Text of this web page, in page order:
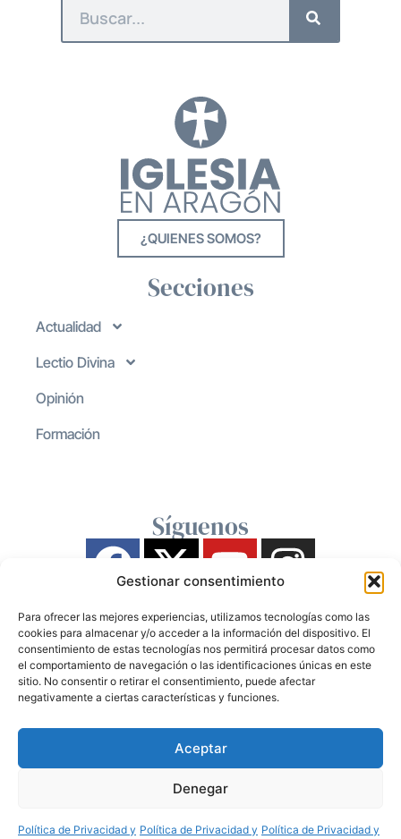
Gestionar consentimiento
Para ofrecer las mejores experiencias, utilizamos tecnologías como las
cookies para almacenar y/o acceder a la información del dispositivo. El
consentimiento de estas tecnologías nos permitirá procesar datos como
el comportamiento de navegación o las identificaciones únicas en este
sitio. No consentir o retirar el consentimiento, puede afectar
negativamente a ciertas características y funciones.
Aceptar
Denegar
Política de Privacidad y Política de Privacidad y Política de Privacidad y
¿QUIENES SOMOS?
Secciones
Actualidad
Lectio Divina
Opinión
Formación
Síguenos